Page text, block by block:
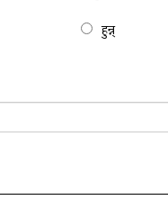
हुन्न्